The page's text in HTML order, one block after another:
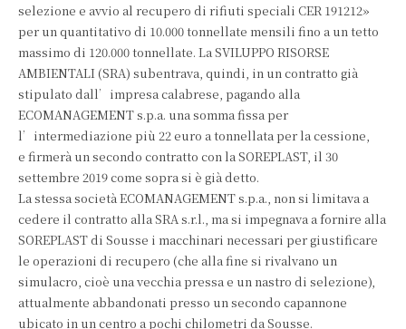
selezione e avvio al recupero di rifiuti speciali CER 191212»
per un quantitativo di 10.000 tonnellate mensili fino a un tetto
massimo di 120.000 tonnellate. La SVILUPPO RISORSE
AMBIENTALI (SRA) subentrava, quindi, in un contratto già
stipulato dall’impresa calabrese, pagando alla
ECOMANAGEMENT s.p.a. una somma fissa per
l’intermediazione più 22 euro a tonnellata per la cessione,
e firmerà un secondo contratto con la SOREPLAST, il 30
settembre 2019 come sopra si è già detto.
La stessa società ECOMANAGEMENT s.p.a., non si limitava a
cedere il contratto alla SRA s.r.l., ma si impegnava a fornire alla
SOREPLAST di Sousse i macchinari necessari per giustificare
le operazioni di recupero (che alla fine si rivalvano un
simulacro, cioè una vecchia pressa e un nastro di selezione),
attualmente abbandonati presso un secondo capannone
ubicato in un centro a pochi chilometri da Sousse.